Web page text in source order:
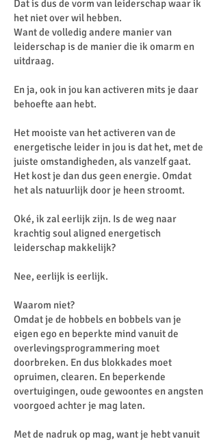
Dat is dus de vorm van leiderschap waar ik
het niet over wil hebben.
Want de volledig andere manier van
leiderschap is de manier die ik omarm en
uitdraag.
En ja, ook in jou kan activeren mits je daar
behoefte aan hebt.
Het mooiste van het activeren van de
energetische leider in jou is dat het, met de
juiste omstandigheden, als vanzelf gaat.
Het kost je dan dus geen energie. Omdat
het als natuurlijk door je heen stroomt.
Oké, ik zal eerlijk zijn. Is de weg naar
krachtig soul aligned energetisch
leiderschap makkelijk?
Nee, eerlijk is eerlijk.
Waarom niet?
Omdat je de hobbels en bobbels van je
eigen ego en beperkte mind vanuit de
overlevingsprogrammering moet
doorbreken. En dus blokkades moet
opruimen, clearen. En beperkende
overtuigingen, oude gewoontes en angsten
voorgoed achter je mag laten.
Met de nadruk op mag, want je hebt vanuit